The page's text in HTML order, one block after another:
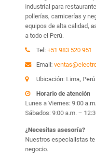
industrial para
pollerías, carnicerías y
equipos de alta calidad,
a todo el Perú.
Tel: +51 983 520 951
Email:
Ubicación: Lima, Perú
Horario de atención
Lunes a Viernes: 9:00
Sábados: 9:00 a.m. –
¿Necesitas asesoría?
Nuestros especialistas te
negocio.